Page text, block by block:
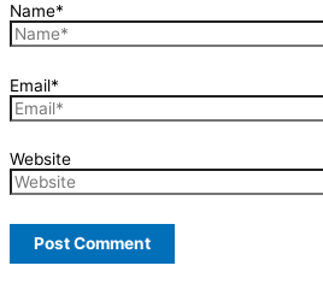
Name*
Email*
Website